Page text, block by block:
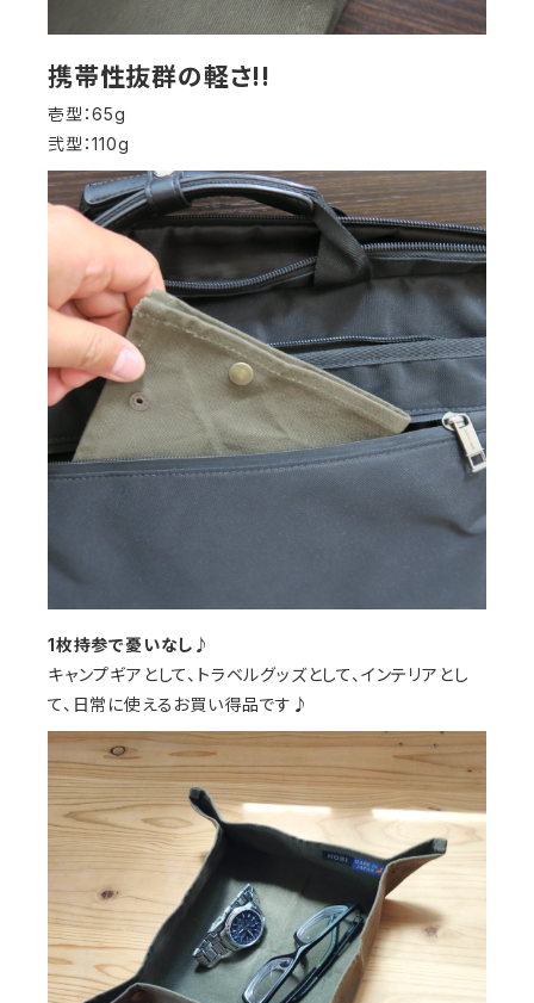
携帯性抜群の軽さ!!
壱型：65g
弐型：110g
1枚持参で憂いなし♪
キャンプギアとして、トラベルグッズとして、インテリアとし
て、日常に使えるお買い得品です♪